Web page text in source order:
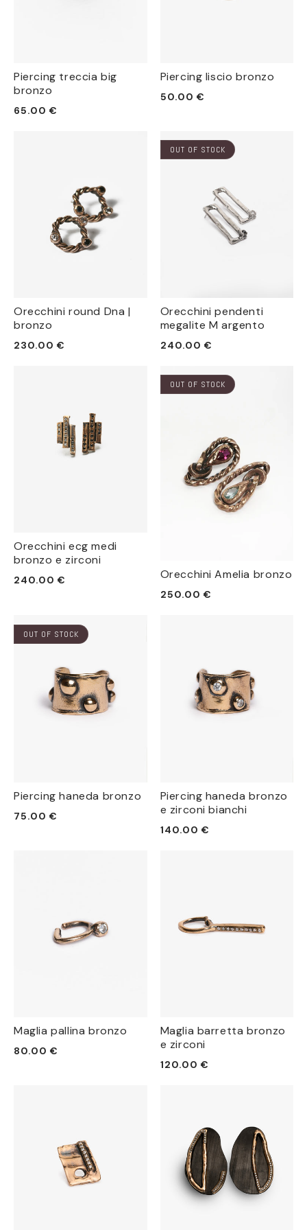
Piercing treccia big
bronzo
Prezzo
65.00 €
Piercing liscio bronzo
Prezzo
50.00 €
Orecchini round Dna |
bronzo
Prezzo
230.00 €
Orecchini pendenti
megalite M argento
Prezzo
listino
240.00 €
OUT OF STOCK
Orecchini ecg medi
bronzo e zirconi
Prezzo
240.00 €
Orecchini Amelia bronzo
Prezzo
250.00 €
OUT OF STOCK
Piercing haneda bronzo
Prezzo
75.00 €
OUT OF STOCK
Piercing haneda bronzo
e zirconi bianchi
Prezzo
140.00 €
Maglia pallina bronzo
Prezzo
80.00 €
Maglia barretta bronzo
e zirconi
Prezzo
120.00 €